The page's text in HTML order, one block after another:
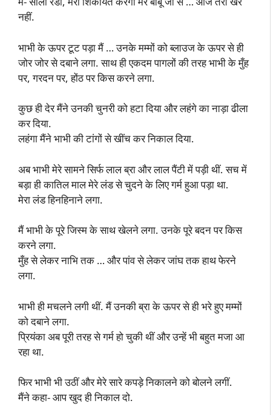
नहीं.
भाभी के ऊपर टूट पड़ा मैं … उनके मम्मों को ब्लाउज के ऊपर से ही
जोर जोर से दबाने लगा. साथ ही एकदम पागलों की तरह भाभी के मुँह
पर, गरदन पर, होंठ पर किस करने लगा.
कुछ ही देर मैंने उनकी चुनरी को हटा दिया और लहंगे का नाड़ा ढीला
कर दिया.
लहंगा मैंने भाभी की टांगों से खींच कर निकाल दिया.
अब भाभी मेरे सामने सिर्फ लाल ब्रा और लाल पैंटी में पड़ी थीं. सच में
बड़ा ही कातिल माल मेरे लंड से चुदने के लिए गर्म हुआ पड़ा था.
मेरा लंड हिनहिनाने लगा.
मैं भाभी के पूरे जिस्म के साथ खेलने लगा. उनके पूरे बदन पर किस
करने लगा.
मुँह से लेकर नाभि तक … और पांव से लेकर जांघ तक हाथ फेरने
लगा.
भाभी ही मचलने लगी थीं. मैं उनकी ब्रा के ऊपर से ही भरे हुए मम्मों
को दबाने लगा.
प्रियंका अब पूरी तरह से गर्म हो चुकी थीं और उन्हें भी बहुत मजा आ
रहा था.
फिर भाभी भी उठीं और मेरे सारे कपड़े निकालने को बोलने लगीं.
मैंने कहा- आप खुद ही निकाल दो.